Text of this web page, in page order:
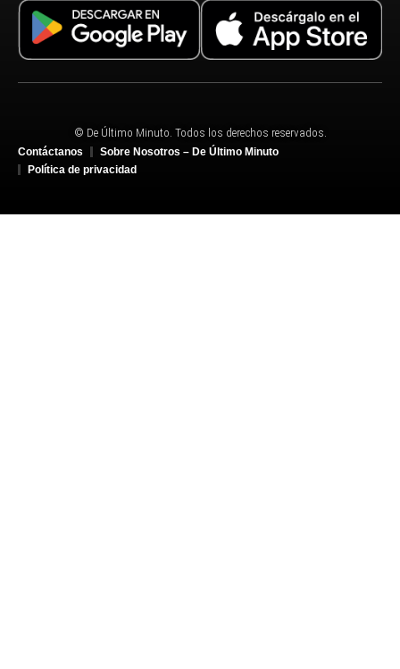
© De Último Minuto. Todos los derechos reservados.
Contáctanos
Sobre Nosotros – De Último Minuto
Política de privacidad